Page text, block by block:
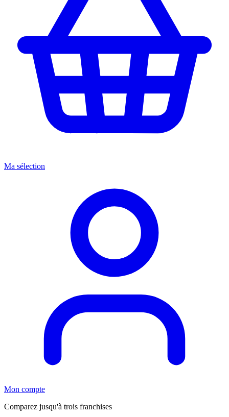
Ma sélection
Mon compte
Comparez jusqu'à trois franchises